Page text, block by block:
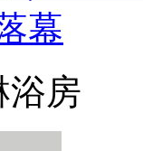
幕
浴房